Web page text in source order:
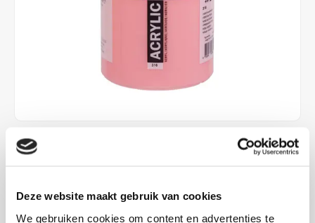
Deze website maakt gebruik van cookies
We gebruiken cookies om content en advertenties te
€34,70
Dekkracht: Halfdekkend